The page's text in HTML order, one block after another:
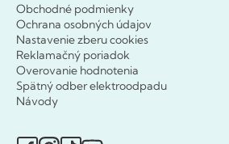
Obchodné podmienky
Ochrana osobných údajov
Nastavenie zberu cookies
Reklamačný poriadok
Overovanie hodnotenia
Spätný odber elektroodpadu
Návody